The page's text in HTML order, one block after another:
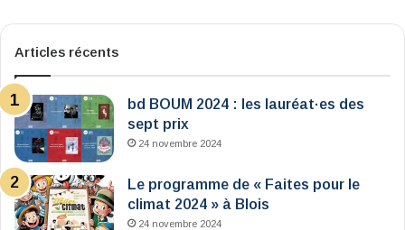
Articles récents
bd BOUM 2024 : les lauréat·es des
sept prix
24 novembre 2024
Le programme de « Faites pour le
climat 2024 » à Blois
24 novembre 2024